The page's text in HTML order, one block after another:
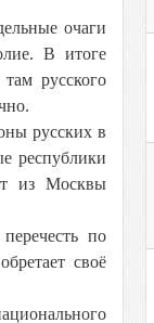
очаги
В итоге
русского
русских в
республики
из Москвы
по
своё